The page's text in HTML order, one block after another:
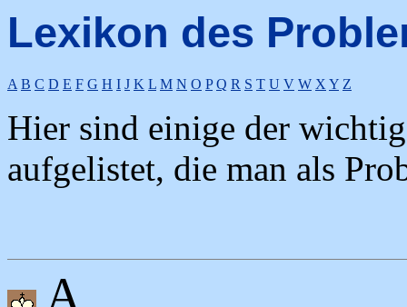
Lexikon des
A B C D E F G H I J K L M N O P Q R S T U V W X Y Z
Hier sind einige der
aufgelistet, die man als